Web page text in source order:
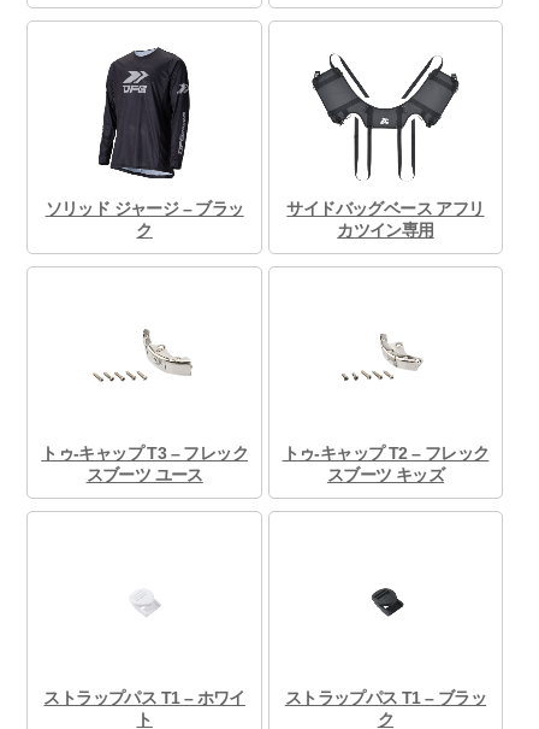
ソリッド ジャージ – ブラッ
ク
サイドバッグベース アフリ
カツイン専用
トゥ-キャップ T3 – フレック
スブーツ ユース
トゥ-キャップ T2 – フレック
スブーツ キッズ
ストラップパス T1 – ホワイ
ト
ストラップパス T1 – ブラッ
ク